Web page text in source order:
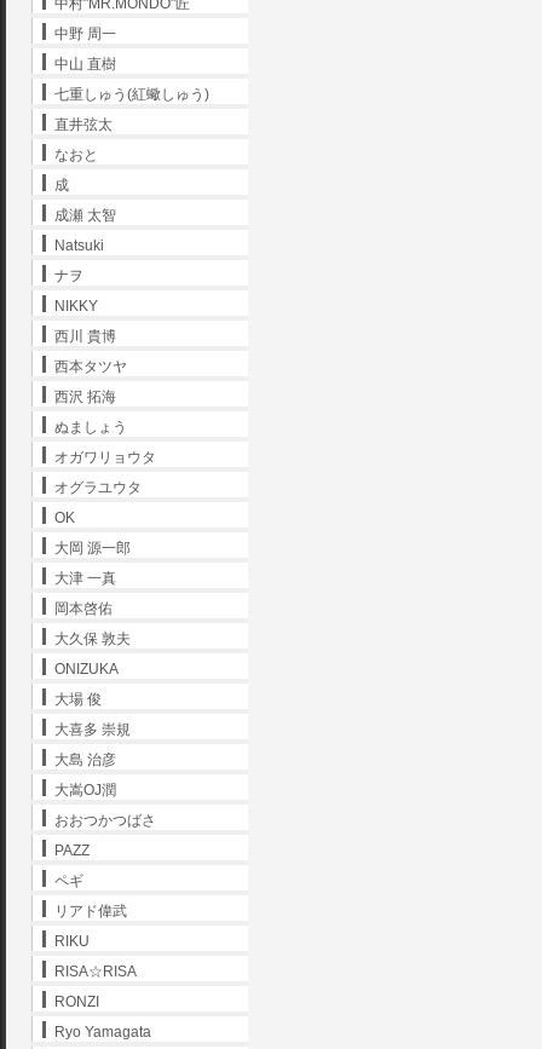
中村"MR.MONDO"匠
中野 周一
中山 直樹
七重しゅう(紅蠍しゅう)
直井弦太
なおと
成
成瀬 太智
Natsuki
ナヲ
NIKKY
西川 貴博
西本タツヤ
西沢 拓海
ぬましょう
オガワリョウタ
オグラユウタ
OK
大岡 源一郎
大津 一真
岡本啓佑
大久保 敦夫
ONIZUKA
大場 俊
大喜多 崇規
大島 治彦
大嵩OJ潤
おおつかつばさ
PAZZ
ペギ
リアド偉武
RIKU
RISA☆RISA
RONZI
Ryo Yamagata